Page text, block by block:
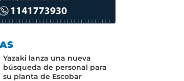
Yazaki lanza una nueva
búsqueda de personal para
su planta de Escobar